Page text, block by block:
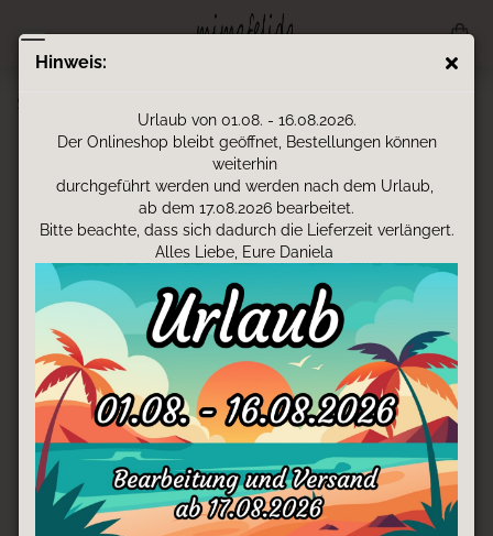
Hinweis:
Urlaub von 01.08. - 16.08.2026.
Der Onlineshop bleibt geöffnet, Bestellungen können
weiterhin
durchgeführt werden und werden nach dem Urlaub,
ab dem 17.08.2026 bearbeitet.
Bitte beachte, dass sich dadurch die Lieferzeit verlängert.
Alles Liebe, Eure Daniela
Spardose - Boho-Fuchs